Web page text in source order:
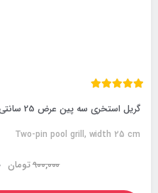
گریل استخری سه پین عرض 25 سانتی متر
Two-pin pool grill, width 25 cm
تومان900,000